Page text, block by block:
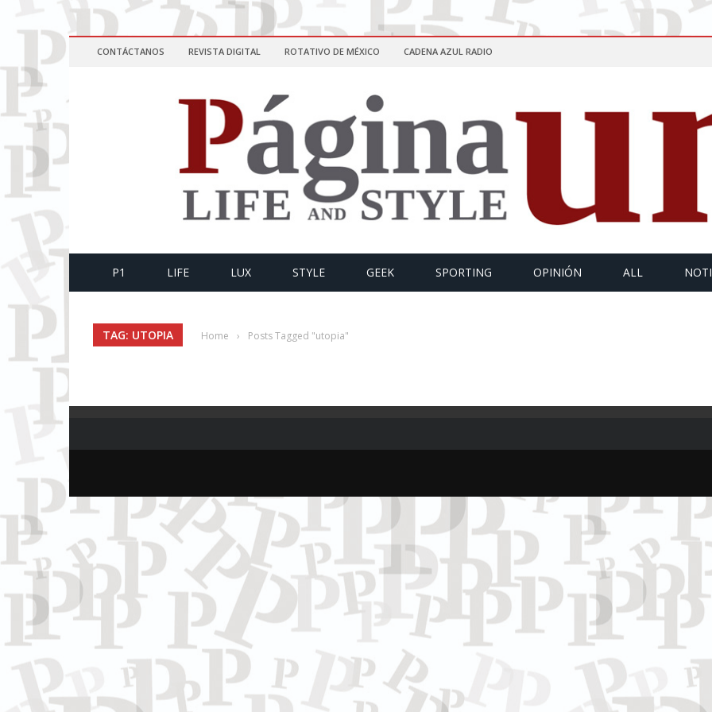
CONTÁCTANOS REVISTA DIGITAL ROTATIVO DE MÉXICO CADENA AZUL RADIO
P1 LIFE LUX STYLE GEEK SPORTING OPINIÓN ALL
TAG: UTOPIA Home › Posts Tagged "utopia"